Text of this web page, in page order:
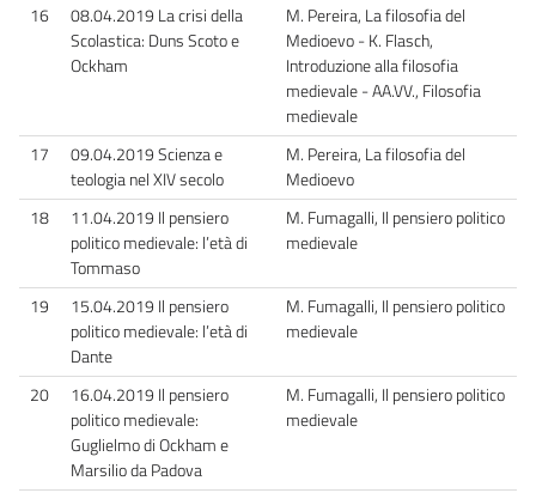
16
08.04.2019 La crisi della
Scolastica: Duns Scoto e
Ockham
M. Pereira, La filosofia del
Medioevo - K. Flasch,
Introduzione alla filosofia
medievale - AA.VV., Filosofia
medievale
17
09.04.2019 Scienza e
teologia nel XIV secolo
M. Pereira, La filosofia del
Medioevo
18
11.04.2019 Il pensiero
politico medievale: l’età di
Tommaso
M. Fumagalli, Il pensiero politico
medievale
19
15.04.2019 Il pensiero
politico medievale: l’età di
Dante
M. Fumagalli, Il pensiero politico
medievale
20
16.04.2019 Il pensiero
politico medievale:
Guglielmo di Ockham e
Marsilio da Padova
M. Fumagalli, Il pensiero politico
medievale